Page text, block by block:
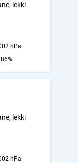
lekki
hPa
86%
lekki
hPa